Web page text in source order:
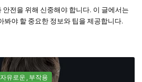
안전을 위해 신중해야 합니다. 이 글에서는
봐야 할 중요한 정보와 팁을 제공합니다.
자유로운 부작용